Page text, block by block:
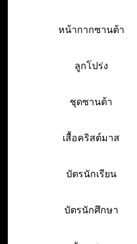
หน้ากากซานต้า
ลูกโปร่ง
ชุดซานต้า
เสื้อคริสต์มาส
บัตรนักเรียน
บัตรนักศึกษา